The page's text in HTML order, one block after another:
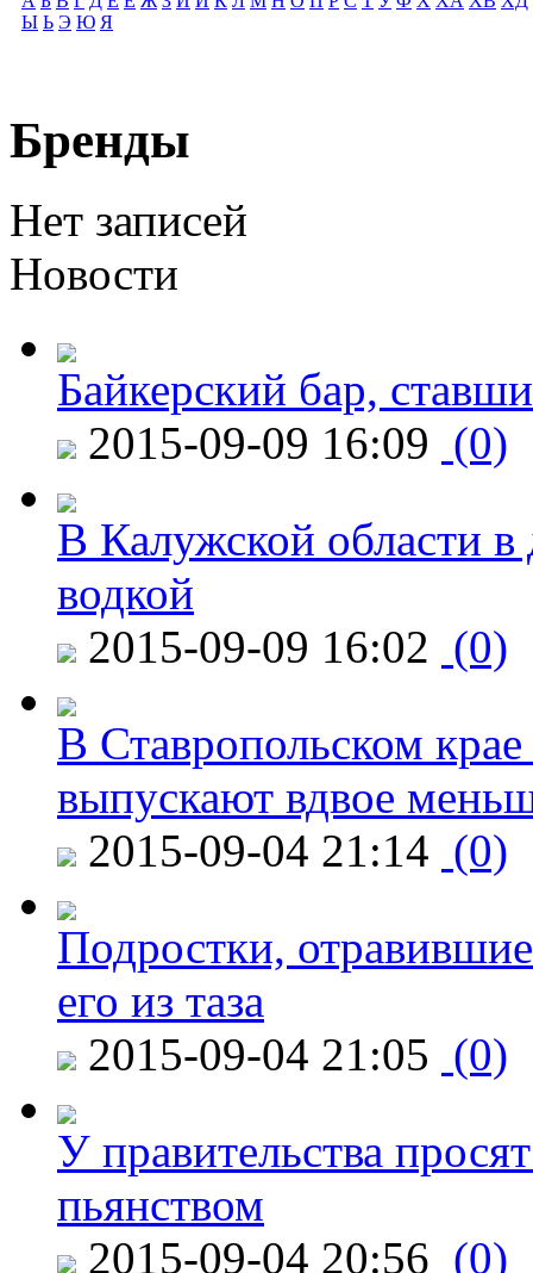
Ы Ь Э Ю Я
Бренды
Нет записей
Новости
Байкерский бар,
2015-09-09 16:09 (0)
В Калужской области в
водкой
2015-09-09 16:02 (0)
В Ставропольском
выпускают вдвое
2015-09-04 21:14 (0)
Подростки,
его из таза
2015-09-04 21:05 (0)
У правительства
пьянством
2015-09-04 20:56 (0)